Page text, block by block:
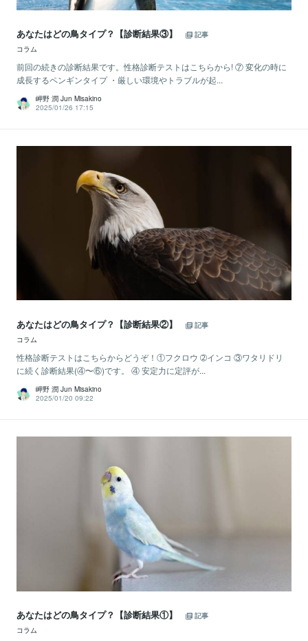
あなたはどの鳥タイプ？【診断結果③】
記事
コラム
前回の続きの診断結果です。性格診断テストはこちらから! ⑦ 変化の時に
成長するペンギンタイプ ・厳しい環境やトラブルが起...
岬野 潤 Jun Misakino
2025/01/26 17:15
あなたはどの鳥タイプ？【診断結果②】
記事
コラム
性格診断テストはこちらからどうぞ！①フクロウ ➁インコ ③ワタリドリ
に続く診断結果(④〜⑥)です。 ④ 安定力に定評が...
岬野 潤 Jun Misakino
2025/01/20 09:22
あなたはどの鳥タイプ？【診断結果①】
記事
コラム